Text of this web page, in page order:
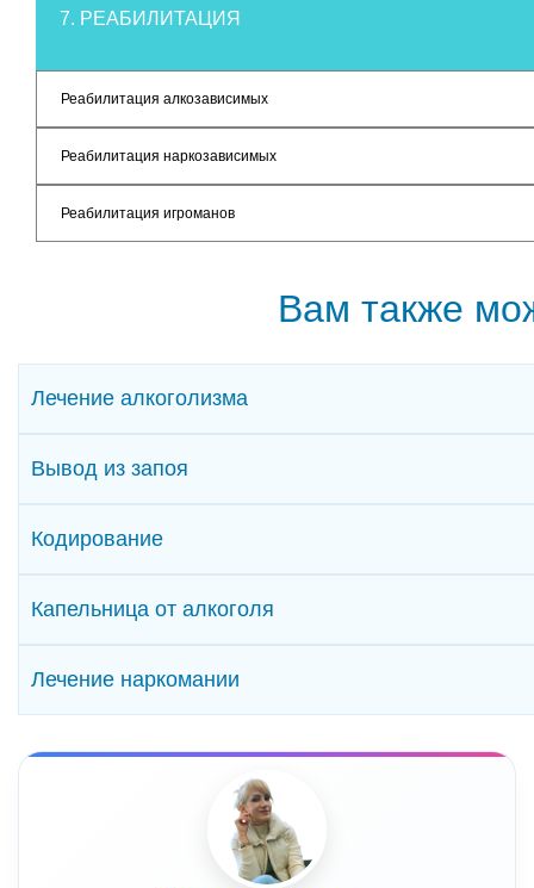
7. РЕАБИЛИТАЦИЯ
Реабилитация алкозависимых
Реабилитация наркозависимых
Реабилитация игроманов
Вам также
Лечение алкоголизма
Вывод из запоя
Кодирование
Капельница от алкоголя
Лечение наркомании